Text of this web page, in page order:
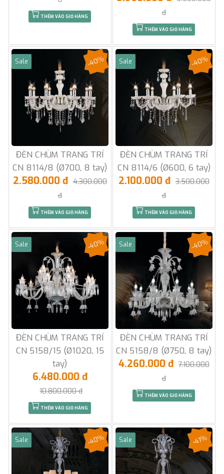
THÊM VÀO GIỎ HÀNG
đ
THÊM VÀO GIỎ HÀNG
Sale
ĐÈN CHÙM TRANG TRÍ
CN 8114/8 (Ø700, 8 tay)
-40%
2.580.000 đ 4.300.000
đ
THÊM VÀO GIỎ HÀNG
Sale
ĐÈN CHÙM TRANG TRÍ
CN 8114/6 (Ø600, 6 tay)
-40%
2.100.000 đ 3.500.000
đ
THÊM VÀO GIỎ HÀNG
Sale
ĐÈN CHÙM TRANG TRÍ
CN 5158/15 (Ø1020, 15
tay)
-40%
6.480.000 đ
10.800.000 đ
THÊM VÀO GIỎ HÀNG
Sale
ĐÈN CHÙM TRANG TRÍ
CN 5158/8 (Ø750, 8 tay)
-40%
4.260.000 đ 7.100.000
đ
THÊM VÀO GIỎ HÀNG
Sale -40% Sale -41%